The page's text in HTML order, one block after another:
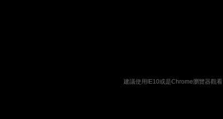
建議使用IE10或是Chrome瀏覽器觀看